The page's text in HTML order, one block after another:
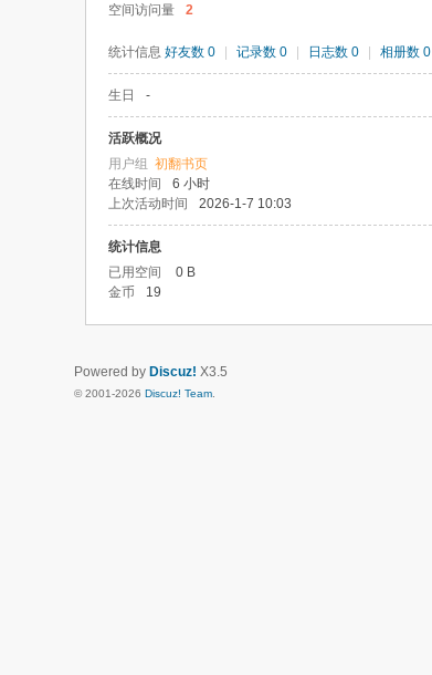
空间访问量
2
统计信息 好友数 0 记录数 0 日志数 0 相册数 0
生日 -
活跃概况
用户组 初翻书页
在线时间
6 小时
上次活动时间
2026-1-7 10:03
统计信息
已用空间
0 B
金币
19
Powered by Discuz! X3.5
© 2001-2026 Discuz! Team